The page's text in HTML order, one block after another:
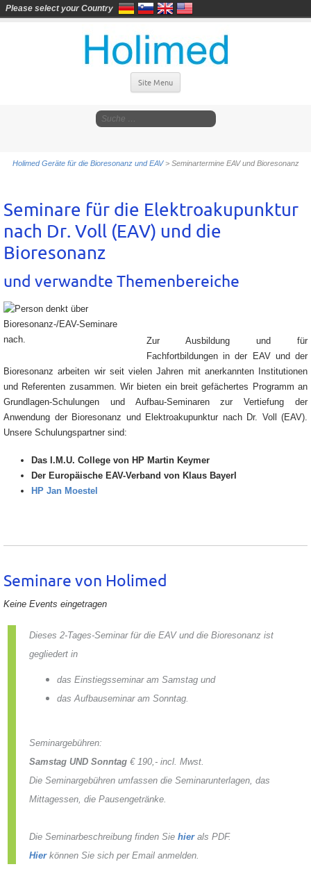
Site Menu
Holimed Geräte für die Bioresonanz und EAV> Seminartermine EAV und Bioresonanz
Seminare für die Elektroakupunktur
nach Dr. Voll (EAV) und die
Bioresonanz
und verwandte Themenbereiche
Zur Ausbildung und für
Fachfortbildungen in der EAV und der
Bioresonanz arbeiten wir seit vielen Jahren mit anerkannten Institutionen
und Referenten zusammen. Wir bieten ein breit gefächertes Programm an
Grundlagen-Schulungen und Aufbau-Seminaren zur Vertiefung der
Anwendung der Bioresonanz und Elektroakupunktur nach Dr. Voll (EAV).
Unsere Schulungspartner sind:
Das I.M.U. College von HP Martin Keymer
Der Europäische EAV-Verband von Klaus Bayerl
HP Jan Moestel
Seminare von Holimed
Keine Events eingetragen
Dieses 2-Tages-Seminar für die EAV und die Bioresonanz ist
gegliedert in
das Einstiegsseminar am Samstag und
das Aufbauseminar am Sonntag.
Seminargebühren:
Samstag UND Sonntag € 190,- incl. Mwst.
Die Seminargebühren umfassen die Seminarunterlagen, das
Mittagessen, die Pausengetränke.
Die Seminarbeschreibung finden Siehierals PDF.
Hier können Sie sich per Email anmelden.
Please select your Country